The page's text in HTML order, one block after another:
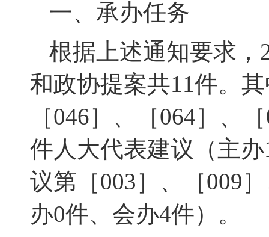
一、承办任务
根据上述通知要求，
和政协提案共11件。
［046］、
［064］ 、
件人大代表建议 （ 主办
议第 ［003］ 、 ［009］
办0件、 会办4件） 。